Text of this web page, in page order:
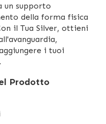
un supporto
della forma fisica
il Tua Silver, ottieni
i tuoi
Prodotto